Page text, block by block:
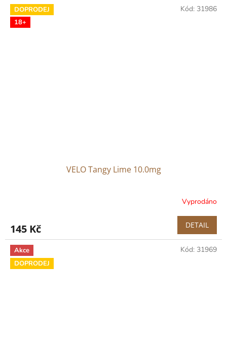
DOPRODEJ
18+
VELO Tangy Lime 10.0mg
Vyprodáno
145 Kč DETAIL
Kód: 31986
Akce
DOPRODEJ
Kód: 31969